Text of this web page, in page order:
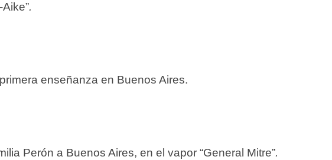
.
enseñanza en Buenos Aires.
Perón a Buenos Aires, en el vapor “General Mitre”.